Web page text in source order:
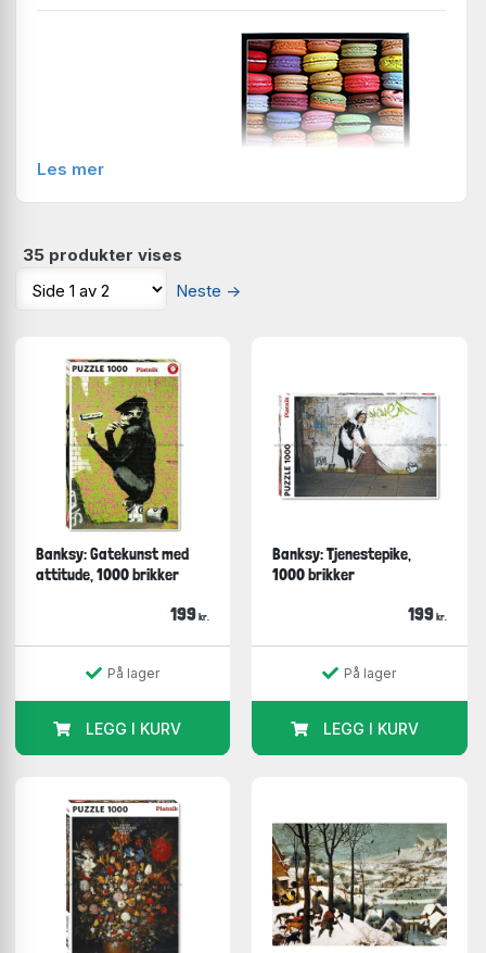
> Les mer om Piatnik puslespill – klikk her
Les mer
35 produkter vises
Neste →
Banksy: Gatekunst med
attitude, 1000 brikker
199 kr.
På lager
LEGG I KURV
Banksy: Tjenestepike,
1000 brikker
199 kr.
På lager
LEGG I KURV